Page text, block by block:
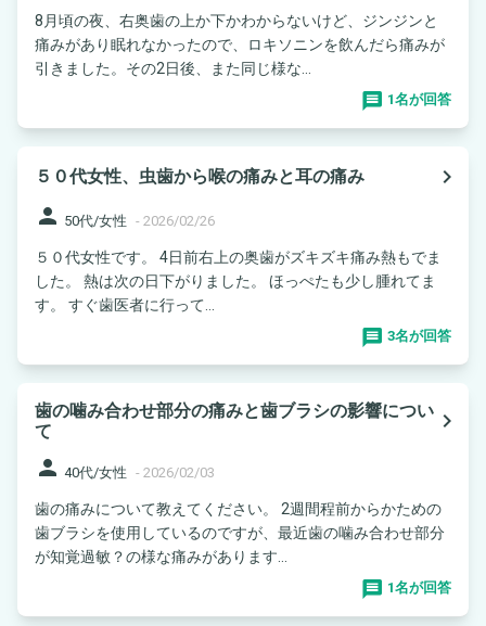
8月頃の夜、右奥歯の上か下かわからないけど、ジンジンと
痛みがあり眠れなかったので、ロキソニンを飲んだら痛みが
引きました。その2日後、また同じ様な...
1名が回答
５０代女性、虫歯から喉の痛みと耳の痛み
navigate_next
person 50代/女性 - 2026/02/26
５０代女性です。 4日前右上の奥歯がズキズキ痛み熱もでま
した。 熱は次の日下がりました。 ほっぺたも少し腫れてま
す。 すぐ歯医者に行って...
3名が回答
歯の噛み合わせ部分の痛みと歯ブラシの影響につい
て
navigate_next
person 40代/女性 - 2026/02/03
歯の痛みについて教えてください。 2週間程前からかための
歯ブラシを使用しているのですが、最近歯の噛み合わせ部分
が知覚過敏？の様な痛みがあります...
1名が回答